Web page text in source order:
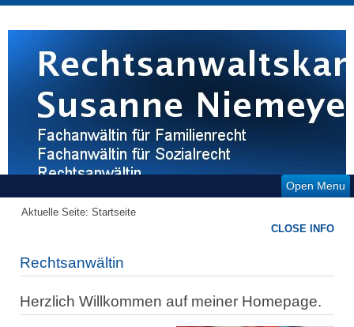
Open Menu
Aktuelle Seite: Startseite
Rechtsanwältin
Herzlich Willkommen auf meiner Homepage.
CLOSE INFO